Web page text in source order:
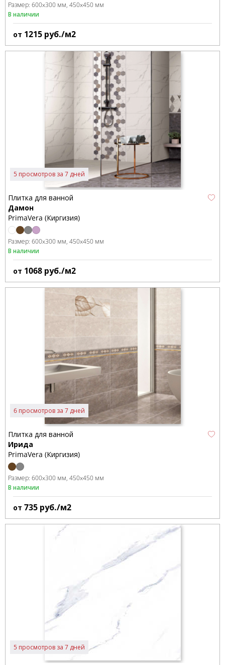
Размер: 600x300 мм 450x450 мм
В наличии
от 1215 руб./м2
5 просмотров за 7 дней
Плитка для ванной
Дамон
PrimaVera (Киргизия)
Размер: 600x300 мм 450x450 мм
В наличии
от 1068 руб./м2
6 просмотров за 7 дней
Плитка для ванной
Ирида
PrimaVera (Киргизия)
Размер: 600x300 мм 450x450 мм
В наличии
от 735 руб./м2
5 просмотров за 7 дней